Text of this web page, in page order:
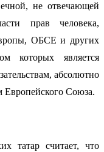
не отвечающей
прав человека,
ОБСЕ и других
которых является
абсолютно
Европейского Союза.
татар считает, что